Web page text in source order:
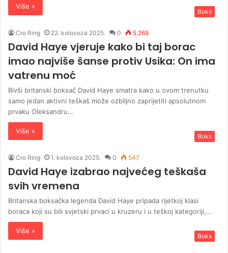
Više »
Boks
Cro Ring 22. kolovoza 2025. 0 5.268
David Haye vjeruje kako bi taj borac
imao najviše šanse protiv Usika: On ima
vatrenu moć
Bivši britanski boksač David Haye smatra kako u ovom trenutku
samo jedan aktivni teškaš može ozbiljno zaprijetiti apsolutnom
prvaku Oleksandru…
Više »
Boks
Cro Ring 1. kolovoza 2025. 0 547
David Haye izabrao najvećeg teškaša
svih vremena
Britanska boksačka legenda David Haye pripada rijetkoj klasi
boraca koji su bili svjetski prvaci u kruzeru i u teškoj kategoriji,…
Više »
Boks